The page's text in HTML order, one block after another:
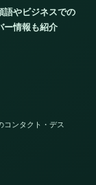
語やビジネスでの
ー情報も紹介
コンタクト・デス